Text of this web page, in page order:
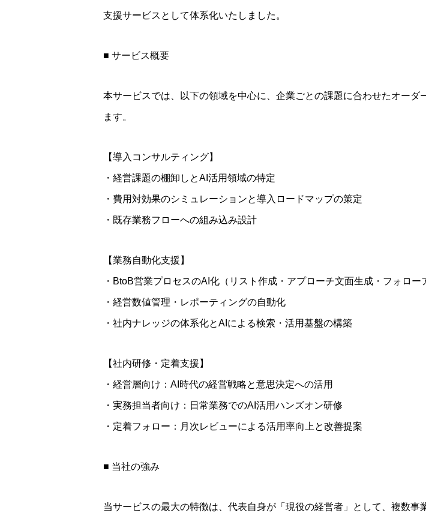
支援サービスとして体系化いたしました。
■ サービス概要
本サービスでは、以下の領域を中心に、企業ごとの課題に合わせたオーダ
ます。
【導入コンサルティング】
・経営課題の棚卸しとAI活用領域の特定
・費用対効果のシミュレーションと導入ロードマップの策定
・既存業務フローへの組み込み設計
【業務自動化支援】
・BtoB営業プロセスのAI化（リスト作成・アプローチ文面生成・フォロー
・経営数値管理・レポーティングの自動化
・社内ナレッジの体系化とAIによる検索・活用基盤の構築
【社内研修・定着支援】
・経営層向け：AI時代の経営戦略と意思決定への活用
・実務担当者向け：日常業務でのAI活用ハンズオン研修
・定着フォロー：月次レビューによる活用率向上と改善提案
■ 当社の強み
当サービスの最大の特徴は、代表自身が「現役の経営者」として、複数事